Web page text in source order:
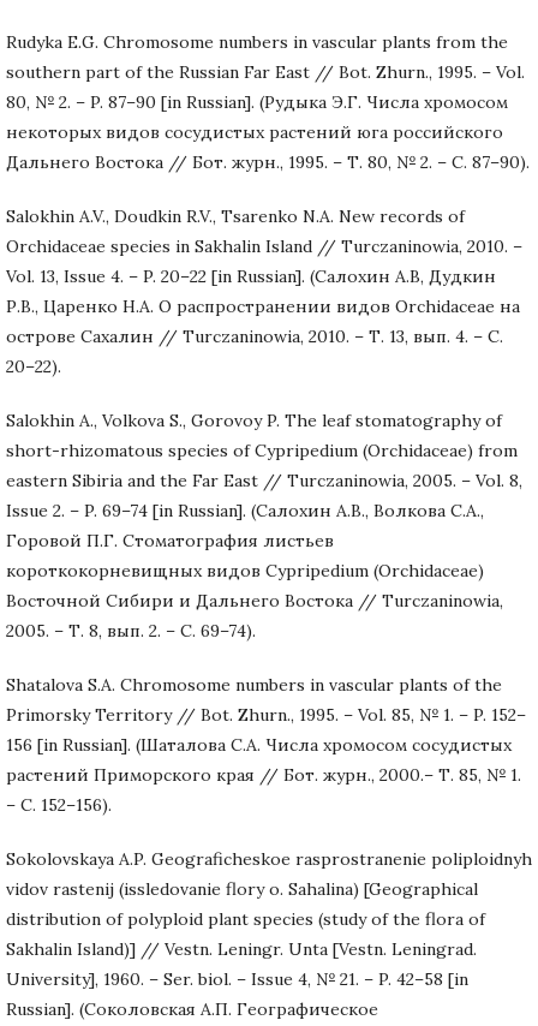
Rudyka E.G. Chromosome numbers in vascular plants from the
southern part of the Russian Far East // Bot. Zhurn., 1995. – Vol.
80, № 2. – P. 87–90 [in Russian]. (Рудыка Э.Г. Числа хромосом
некоторых видов сосудистых растений юга российского
Дальнего Востока // Бот. журн., 1995. – Т. 80, № 2. – С. 87–90).
Salokhin A.V., Doudkin R.V., Tsarenko N.A. New records of
Orchidaceae species in Sakhalin Island // Turczaninowia, 2010. –
Vol. 13, Issue 4. – P. 20–22 [in Russian]. (Салохин А.В, Дудкин
Р.В., Царенко Н.А. О распространении видов Orchidaceae на
острове Сахалин // Turczaninowia, 2010. – Т. 13, вып. 4. – С.
20–22).
Salokhin A., Volkova S., Gorovoy P. The leaf stomatography of
short-rhizomatous species of Cypripedium (Orchidaceae) from
eastern Sibiria and the Far East // Turczaninowia, 2005. – Vol. 8,
Issue 2. – P. 69–74 [in Russian]. (Салохин А.В., Волкова С.А.,
Горовой П.Г. Стоматография листьев
короткокорневищных видов Cypripedium (Orchidaceae)
Восточной Сибири и Дальнего Востока // Turczaninowia,
2005. – Т. 8, вып. 2. – С. 69–74).
Shatalova S.A. Chromosome numbers in vascular plants of the
Primorsky Territory // Bot. Zhurn., 1995. – Vol. 85, № 1. – P. 152–
156 [in Russian]. (Шаталова С.А. Числа хромосом сосудистых
растений Приморского края // Бот. журн., 2000.– Т. 85, № 1.
– С. 152–156).
Sokolovskaya A.P. Geograficheskoe rasprostranenie poliploidnyh
vidov rastenij (issledovanie flory o. Sahalina) [Geographical
distribution of polyploid plant species (study of the flora of
Sakhalin Island)] // Vestn. Leningr. Unta [Vestn. Leningrad.
University], 1960. – Ser. biol. – Issue 4, № 21. – P. 42–58 [in
Russian]. (Соколовская А.П. Географическое